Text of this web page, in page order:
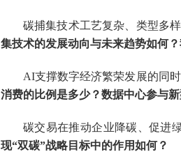
碳捕集技术工艺复杂、类型多
集技术的发展动向与未来趋势如何
AI支撑数字经济繁荣发展的同
消费的比例是多少？数据中心参与
碳交易在推动企业降碳、促进
现“双碳”战略目标中的作用如何？